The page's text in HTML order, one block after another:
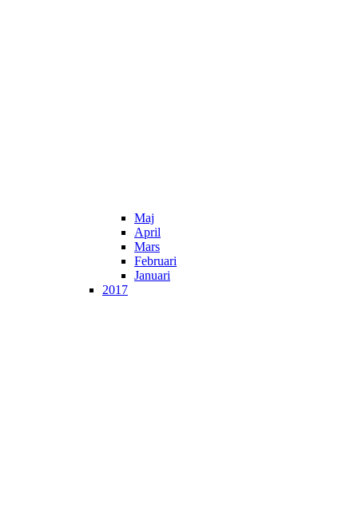
Maj
April
Mars
Februari
Januari
2017